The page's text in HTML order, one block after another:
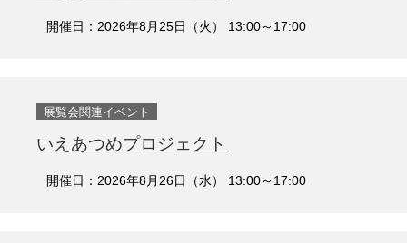
開催日：2026年8月25日（火） 13:00～17:00
展覧会関連イベント
いえあつめプロジェクト
開催日：2026年8月26日（水） 13:00～17:00